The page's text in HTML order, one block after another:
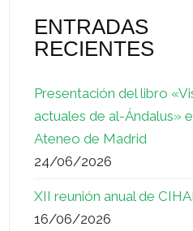
ENTRADAS
RECIENTES
Presentación del libro
actuales de al-Ándalus»
Ateneo de Madrid
24/06/2026
XII reunión anual de
16/06/2026